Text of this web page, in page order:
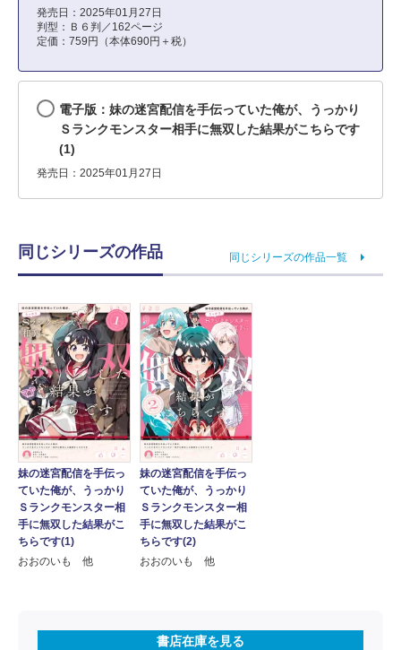
発売日：2025年01月27日
判型：Ｂ６判／162ページ
定価：759円（本体690円＋税）
電子版：妹の迷宮配信を手伝っていた俺が、うっかり
Ｓランクモンスター相手に無双した結果がこちらです
(1)
発売日：2025年01月27日
同じシリーズの作品 同じシリーズの作品一覧
妹の迷宮配信を手伝っ
ていた俺が、うっかり
Ｓランクモンスター相
手に無双した結果がこ
ちらです(1)
おおのいも 他
妹の迷宮配信を手伝っ
ていた俺が、うっかり
Ｓランクモンスター相
手に無双した結果がこ
ちらです(2)
おおのいも 他
書店在庫を見る